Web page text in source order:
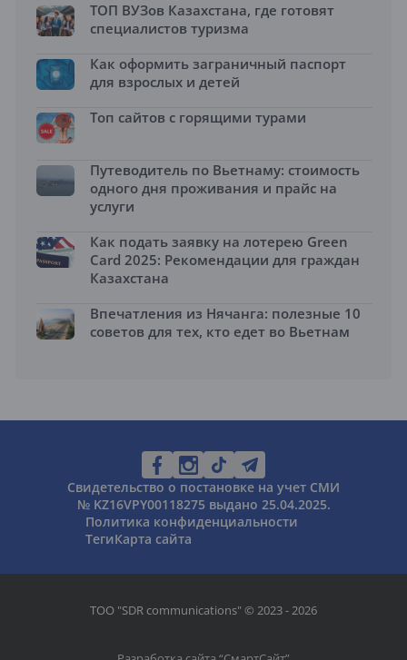
ТОП ВУЗов Казахстана, где готовят
специалистов туризма
Как оформить заграничный паспорт
для взрослых и детей
Топ сайтов с горящими турами
Путеводитель по Вьетнаму: стоимость
одного дня проживания и прайс на
услуги
Как подать заявку на лотерею Green
Card 2025: Рекомендации для граждан
Казахстана
Впечатления из Нячанга: полезные 10
советов для тех, кто едет во Вьетнам
Свидетельство о постановке на учет СМИ
№ KZ16VPY00118275 выдано 25.04.2025.
Политика конфиденциальности
ТегиКарта сайта
ТОО "SDR communications" © 2023 - 2026